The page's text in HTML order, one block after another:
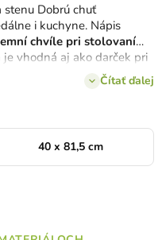
stenu Dobrú chuť
i kuchyne. Nápis
chvíle pri stolovaní
vhodná aj ako darček pri
Čítať ďalej
40 x 81,5 cm